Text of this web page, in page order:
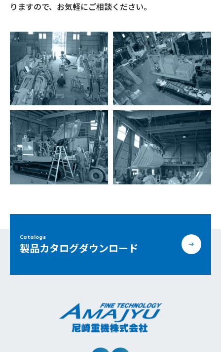
りますので、お気軽にご相談ください。
Catalogs
製品カタログダウンロード